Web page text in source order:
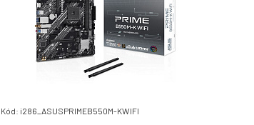
Kód: i286_ASUSPRIMEB550M-KWIFI